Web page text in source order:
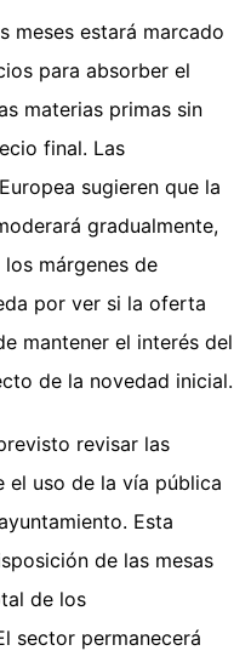
meses estará marcado
para absorber el
materias primas sin
final. Las
sugieren que la
gradualmente,
márgenes de
por ver si la oferta
mantener el interés del
de la novedad inicial.
revisar las
el uso de la vía pública
Esta
de las mesas
de los
sector permanecerá